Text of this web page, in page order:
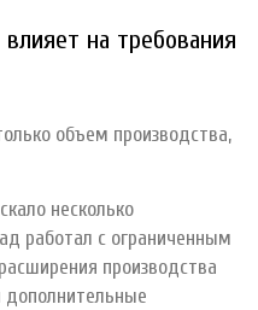
на требования
объем производства,
несколько
работал с ограниченным
производства